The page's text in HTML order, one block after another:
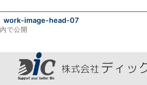
日:
サ
イ
work-image-head-07
内で公開